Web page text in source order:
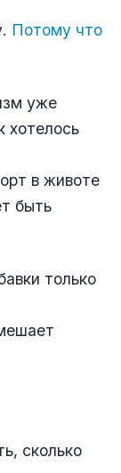
Потому что
уже
хотелось
в животе
быть
только
сколько